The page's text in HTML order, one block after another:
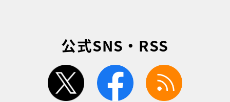
公式SNS・RSS
twitter facebook